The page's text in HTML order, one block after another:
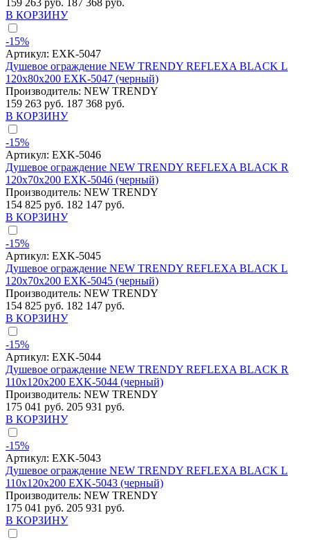
159 263 руб.
187 368 руб.
В КОРЗИНУ
-15%
Артикул: EXK-5047
Душевое ограждение NEW TRENDY REFLEXA BLACK L
120x80x200 EXK-5047 (черный)
Производитель: NEW TRENDY
159 263 руб. 187 368 руб.
В КОРЗИНУ
-15%
Артикул: EXK-5046
Душевое ограждение NEW TRENDY REFLEXA BLACK R
120x70x200 EXK-5046 (черный)
Производитель: NEW TRENDY
154 825 руб. 182 147 руб.
В КОРЗИНУ
-15%
Артикул: EXK-5045
Душевое ограждение NEW TRENDY REFLEXA BLACK L
120x70x200 EXK-5045 (черный)
Производитель: NEW TRENDY
154 825 руб. 182 147 руб.
В КОРЗИНУ
-15%
Артикул: EXK-5044
Душевое ограждение NEW TRENDY REFLEXA BLACK R
110x120x200 EXK-5044 (черный)
Производитель: NEW TRENDY
175 041 руб. 205 931 руб.
В КОРЗИНУ
-15%
Артикул: EXK-5043
Душевое ограждение NEW TRENDY REFLEXA BLACK L
110x120x200 EXK-5043 (черный)
Производитель: NEW TRENDY
175 041 руб. 205 931 руб.
В КОРЗИНУ